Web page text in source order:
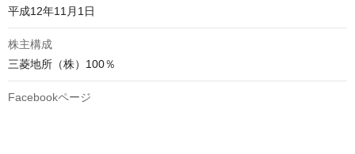
平成12年11月1日
株主構成
三菱地所（株）100％
Facebookページ